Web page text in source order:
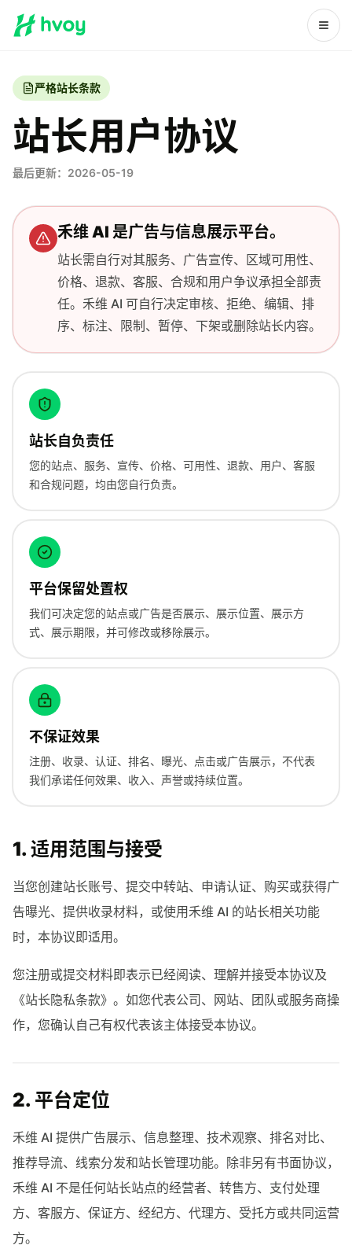
严格站长条款
站长用户协议
最后更新：2026-05-19
禾维 AI 是广告与信息展示平台。
站长需自行对其服务、广告宣传、区域可用性、
价格、退款、客服、合规和用户争议承担全部责
任。禾维 AI 可自行决定审核、拒绝、编辑、排
序、标注、限制、暂停、下架或删除站长内容。
站长自负责任
您的站点、服务、宣传、价格、可用性、退款、用户、客服
和合规问题，均由您自行负责。
平台保留处置权
我们可决定您的站点或广告是否展示、展示位置、展示方
式、展示期限，并可修改或移除展示。
不保证效果
注册、收录、认证、排名、曝光、点击或广告展示，不代表
我们承诺任何效果、收入、声誉或持续位置。
1. 适用范围与接受
当您创建站长账号、提交中转站、申请认证、购买或获得广
告曝光、提供收录材料，或使用禾维 AI 的站长相关功能
时，本协议即适用。
您注册或提交材料即表示已经阅读、理解并接受本协议及
《站长隐私条款》。如您代表公司、网站、团队或服务商操
作，您确认自己有权代表该主体接受本协议。
2. 平台定位
禾维 AI 提供广告展示、信息整理、技术观察、排名对比、
推荐导流、线索分发和站长管理功能。除非另有书面协议，
禾维 AI 不是任何站长站点的经营者、转售方、支付处理
方、客服方、保证方、经纪方、代理方、受托方或共同运营
方。